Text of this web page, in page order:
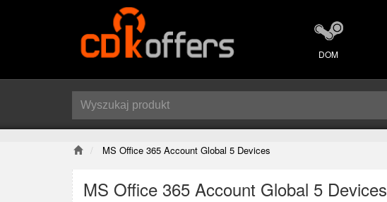
DOM
MS Office 365 Account Global 5 Devices
MS Office 365 Account Global 5 Devices